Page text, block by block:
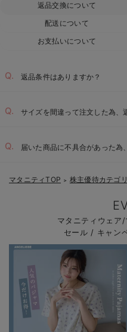
返品交換について
配送について
お支払いについて
返品条件はありますか？
サイズを間違って注文した為、
届いた商品に不具合があった為
マタニティTOP ＞ 株主優待カテゴ
マタニティウェア
セール / キャン